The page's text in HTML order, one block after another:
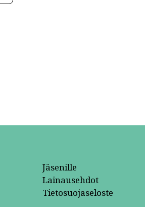
Jäsenille
Lainausehdot
Tietosuojaseloste